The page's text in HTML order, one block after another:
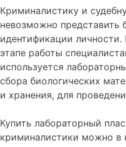
Криминалистику и
невозможно представить
идентификации
этапе работы
используется
сбора биологических
и хранения, для
Купить лабораторный
криминалистики можно